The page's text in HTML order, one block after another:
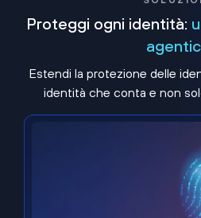
Proteggi ogni identità:
Estendi la protezione delle
identità che conta e non